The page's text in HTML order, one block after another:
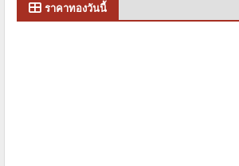
ราคาทองวันนี้